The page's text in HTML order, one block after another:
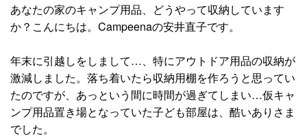
あなたの家のキャンプ用品、どうやって収納しています
か？こんにちは。Campeenaの安井直子です。
年末に引越しをしまして…、特にアウトドア用品の収納が
激減しました。落ち着いたら収納用棚を作ろうと思ってい
たのですが、あっという間に時間が過ぎてしまい…仮キャ
ンプ用品置き場となっていた子ども部屋は、酷いありさま
でした。